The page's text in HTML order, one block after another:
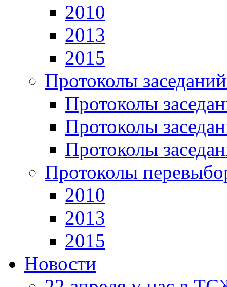
2010
2013
2015
Протоколы
Протоколы
Протоколы
Протоколы
Протоколы
2010
2013
2015
Новости